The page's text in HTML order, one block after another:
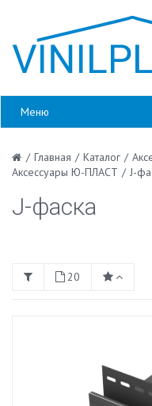
Меню
/ Главная / Каталог /
Аксессуары Ю-ПЛАСТ / J-
J-фаска
20